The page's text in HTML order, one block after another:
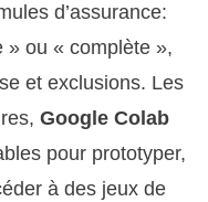
d’assurance:
» ou « complète »,
et exclusions. Les
Google Colab
pour prototyper,
à des jeux de